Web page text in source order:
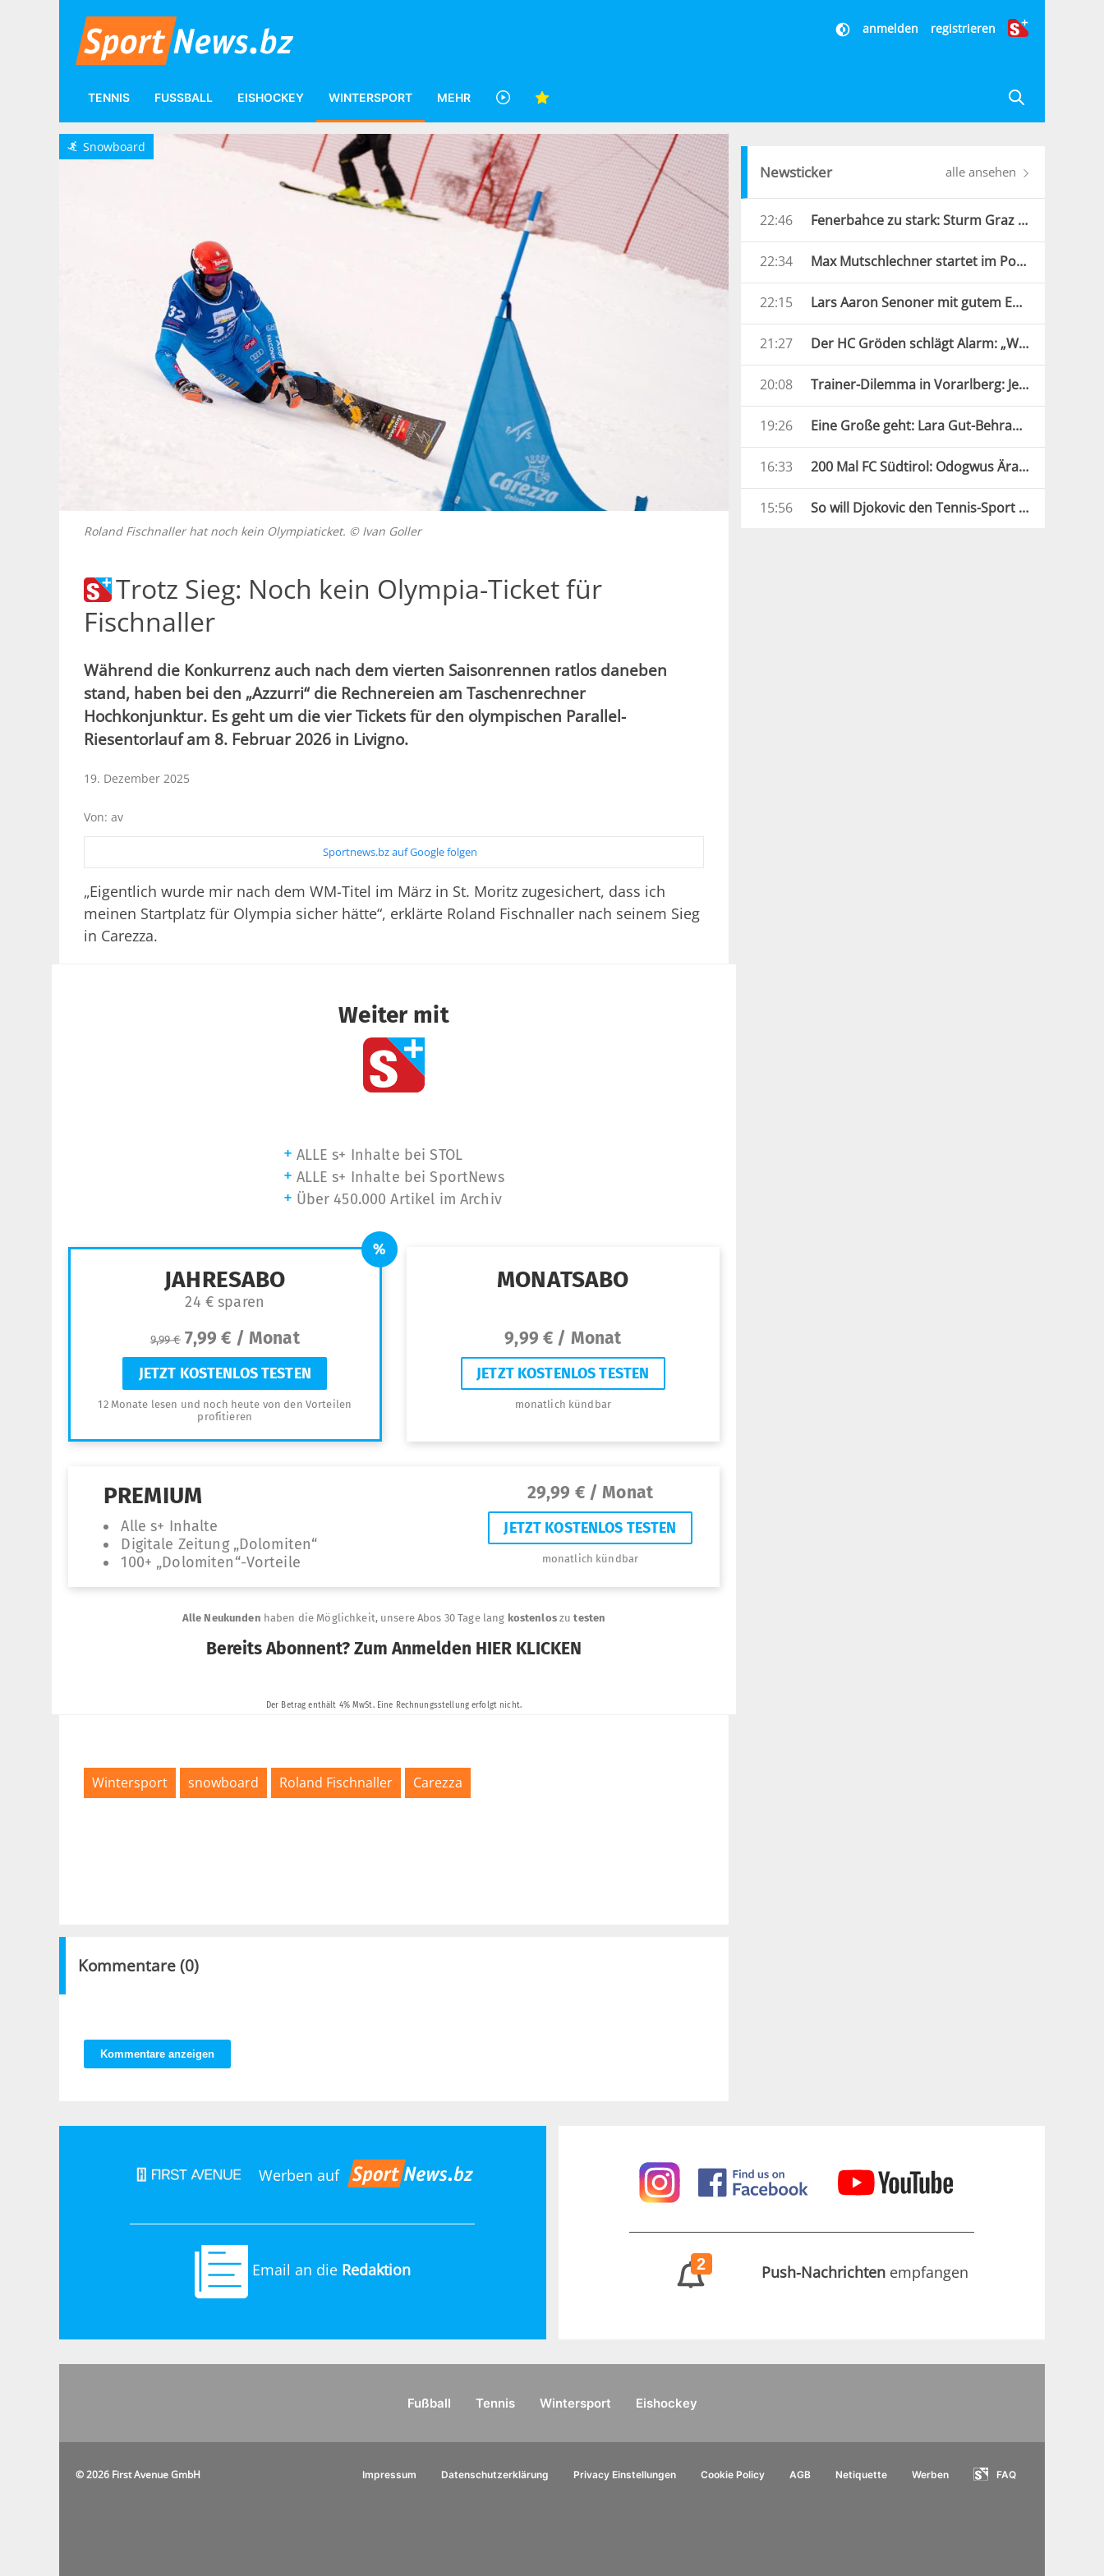
anmelden registrieren
TENNIS FUSSBALL EISHOCKEY WINTERSPORT MEHR
P Snowboard
Roland Fischnaller hat noch kein Olympiaticket. © Ivan Goller
Trotz Sieg: Noch kein Olympia-Ticket für
Fischnaller
Während die Konkurrenz auch nach dem vierten Saisonrennen ratlos daneben
stand, haben bei den „Azzurri“ die Rechnereien am Taschenrechner
Hochkonjunktur. Es geht um die vier Tickets für den olympischen Parallel-
Riesentorlauf am 8. Februar 2026 in Livigno.
19. Dezember 2025
Von: av
Sportnews.bz auf Google folgen
„Eigentlich wurde mir nach dem WM-Titel im März in St. Moritz zugesichert, dass ich
meinen Startplatz für Olympia sicher hätte“, erklärte Roland Fischnaller nach seinem Sieg
in Carezza.
Wintersport snowboard Roland Fischnaller Carezza
Kommentare (0)
Kommentare anzeigen
Newsticker alle ansehen
22:46 Fenerbahce zu stark: Sturm Graz droht Königsklassen-Aus
22:34 Max Mutschlechner startet im Porsche durch: „Erwarte Action“
22:15 Lars Aaron Senoner mit gutem EM-Auftakt
21:27 Der HC Gröden schlägt Alarm: „Wir brauchen jede Hilfe“
20:08 Trainer-Dilemma in Vorarlberg: Jetzt übernimmt der Assistent
19:26 Eine Große geht: Lara Gut-Behrami beendet ihre Karriere
16:33 200 Mal FC Südtirol: Odogwus Ära ist zu Ende
15:56 So will Djokovic den Tennis-Sport revolutionieren
Werben auf
Email an die Redaktion 2 Push-Nachrichten empfangen
Fußball Tennis Wintersport Eishockey
© 2026 First Avenue GmbH Impressum Datenschutzerklärung Privacy Einstellungen Cookie Policy AGB Netiquette Werben FAQ